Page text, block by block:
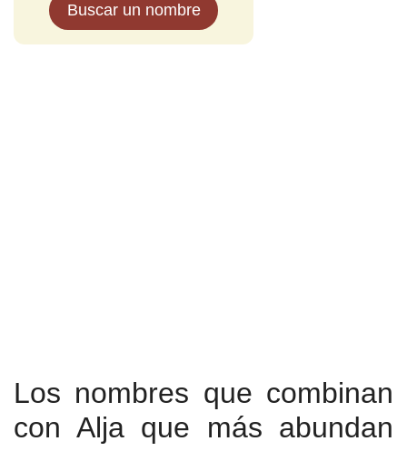
Buscar un nombre
Los nombres que combinan
con Alja que más abundan